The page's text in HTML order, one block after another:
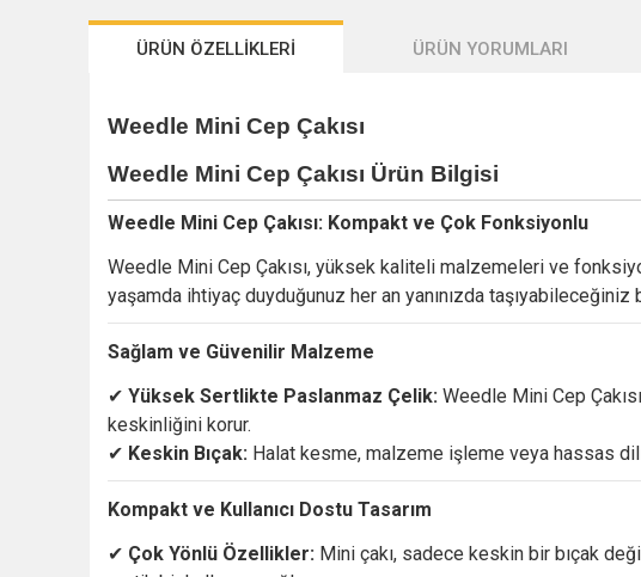
ÜRÜN ÖZELLİKLERİ ÜRÜN YORUMLARI
Weedle Mini Cep Çakısı
Weedle Mini Cep Çakısı Ürün Bilgisi
Weedle Mini Cep Çakısı: Kompakt ve Çok Fonksiyonlu
Weedle Mini Cep Çakısı, yüksek kaliteli malzemeleri ve
yaşamda ihtiyaç duyduğunuz her an yanınızda taşıyabileceğiniz
Sağlam ve Güvenilir Malzeme
✔ Yüksek Sertlikte Paslanmaz Çelik: Weedle Mini Cep
keskinliğini korur.
✔ Keskin Bıçak: Halat kesme, malzeme işleme veya hassas
Kompakt ve Kullanıcı Dostu Tasarım
✔ Çok Yönlü Özellikler: Mini çakı, sadece keskin bir bıçak